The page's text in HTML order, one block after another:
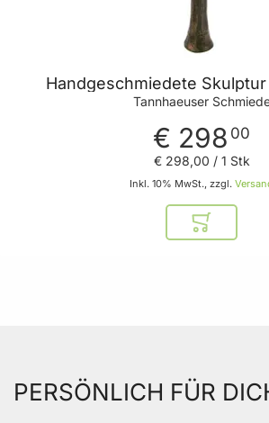
Handgeschmiedete
Tannhaeuser
€ 298 00
Inkl. 10% MwSt., zzgl.
€ 298,00 / 1 Stk
In den
PERSÖNLICH FÜR